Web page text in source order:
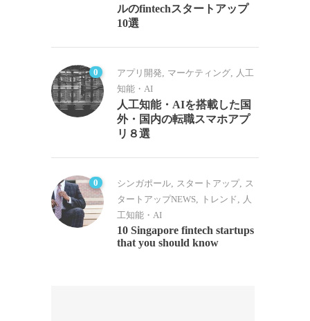
ルのfintechスタートアップ
10選
0 アプリ開発, マーケティング, 人工
知能・AI
人工知能・AIを搭載した国
外・国内の転職スマホアプ
リ８選
0 シンガポール, スタートアップ, ス
タートアップNEWS, トレンド , 人
工知能・AI
10 Singapore fintech startups
that you should know